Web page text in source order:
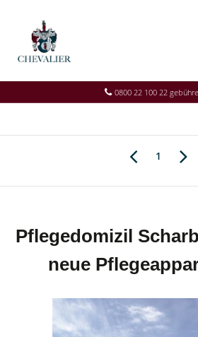
0800 22 100 22
1
Pflegedomizil
neue